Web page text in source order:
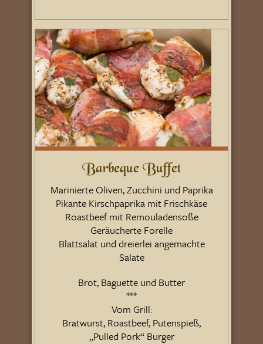
Barbeque Buffet
Marinierte Oliven, Zucchini und Paprika
Pikante Kirschpaprika mit Frischkäse
Roastbeef mit Remouladensoße
Geräucherte Forelle
Blattsalat und dreierlei angemachte
Salate
Brot, Baguette und Butter
***
Vom Grill:
Bratwurst, Roastbeef, Putenspieß,
„Pulled Pork“ Burger